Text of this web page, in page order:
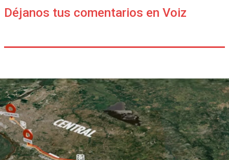
Déjanos tus comentarios en Voiz